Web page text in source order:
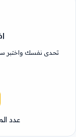
تحدى نفسك واختبر
عدد